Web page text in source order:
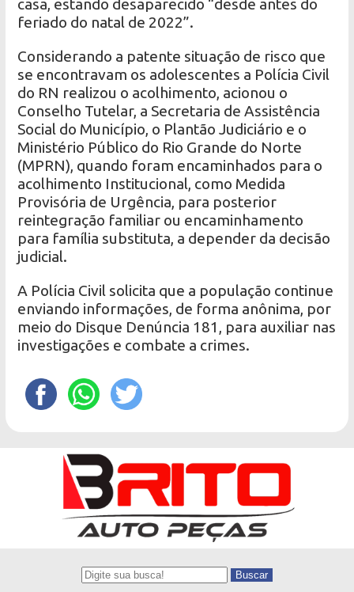
casa, estando desaparecido “desde antes do
feriado do natal de 2022”.
Considerando a patente situação de risco que
se encontravam os adolescentes a Polícia Civil
do RN realizou o acolhimento, acionou o
Conselho Tutelar, a Secretaria de Assistência
Social do Município, o Plantão Judiciário e o
Ministério Público do Rio Grande do Norte
(MPRN), quando foram encaminhados para o
acolhimento Institucional, como Medida
Provisória de Urgência, para posterior
reintegração familiar ou encaminhamento
para família substituta, a depender da decisão
judicial.
A Polícia Civil solicita que a população continue
enviando informações, de forma anônima, por
meio do Disque Denúncia 181, para auxiliar nas
investigações e combate a crimes.
Buscar